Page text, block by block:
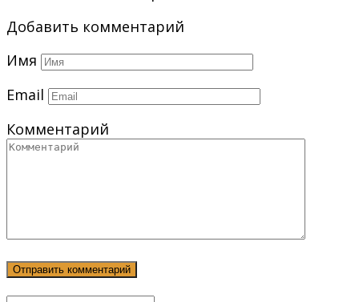
Добавить комментарий
Имя
Email
Комментарий